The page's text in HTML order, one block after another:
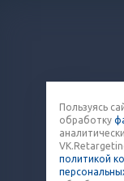
Пользуясь
обработку
политикой